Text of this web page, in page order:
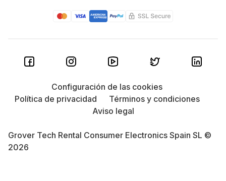
Grover Tech Rental Consumer Electronics Spain SL ©
2026
Configuración de las cookies
Política de privacidad
Términos y condiciones
Aviso legal